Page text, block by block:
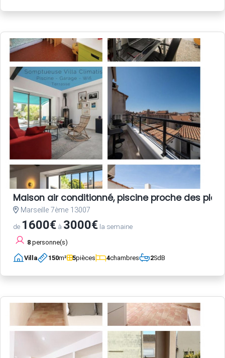
Maison air conditionné, piscine proche des
Marseille 7ème 13007
de 1600€ à 3000€ la semaine
8 personne(s)
Villa 150m² 5pièces 4chambres 2SdB